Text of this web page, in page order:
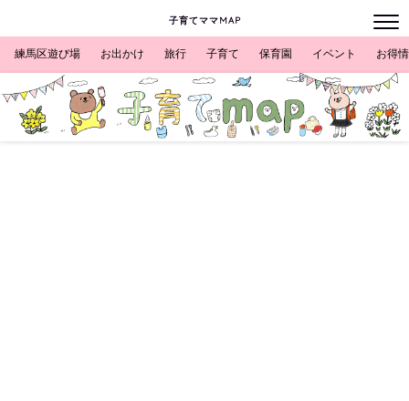
子育てママMAP
練馬区遊び場 お出かけ 旅行 子育て 保育園 イベント お得